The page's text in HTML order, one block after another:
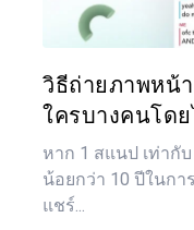
วิธีถ่ายภาพหน้
ใครบางคนโด
หาก 1 สแนป เท่ากั
น้อยกว่า 10 ปีในก
แชร์...